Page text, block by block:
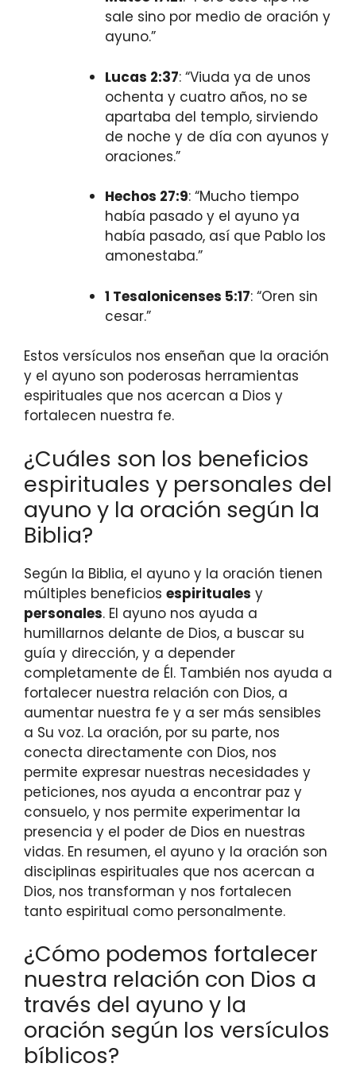
sale sino por medio de oración y
ayuno.”
Lucas 2:37: “Viuda ya de unos
ochenta y cuatro años, no se
apartaba del templo, sirviendo
de noche y de día con ayunos y
oraciones.”
Hechos 27:9: “Mucho tiempo
había pasado y el ayuno ya
había pasado, así que Pablo los
amonestaba.”
1 Tesalonicenses 5:17: “Oren sin
cesar.”
Estos versículos nos enseñan que la oración
y el ayuno son poderosas herramientas
espirituales que nos acercan a Dios y
fortalecen nuestra fe.
¿Cuáles son los beneficios
espirituales y personales del
ayuno y la oración según la
Biblia?
Según la Biblia, el ayuno y la oración tienen
múltiples beneficios espirituales y
personales. El ayuno nos ayuda a
humillarnos delante de Dios, a buscar su
guía y dirección, y a depender
completamente de Él. También nos ayuda a
fortalecer nuestra relación con Dios, a
aumentar nuestra fe y a ser más sensibles
a Su voz. La oración, por su parte, nos
conecta directamente con Dios, nos
permite expresar nuestras necesidades y
peticiones, nos ayuda a encontrar paz y
consuelo, y nos permite experimentar la
presencia y el poder de Dios en nuestras
vidas. En resumen, el ayuno y la oración son
disciplinas espirituales que nos acercan a
Dios, nos transforman y nos fortalecen
tanto espiritual como personalmente.
¿Cómo podemos fortalecer
nuestra relación con Dios a
través del ayuno y la
oración según los versículos
bíblicos?